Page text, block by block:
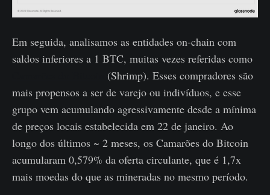
Em seguida, analisamos as entidades on-chain com
saldos inferiores a 1 BTC, muitas vezes referidas como
(Shrimp). Esses compradores são
mais propensos a ser de varejo ou indivíduos, e esse
grupo vem acumulando agressivamente desde a mínima
de preços locais estabelecida em 22 de janeiro. Ao
longo dos últimos ~ 2 meses, os Camarões do Bitcoin
acumularam 0,579% da oferta circulante, que é 1,7x
mais moedas do que as mineradas no mesmo período.